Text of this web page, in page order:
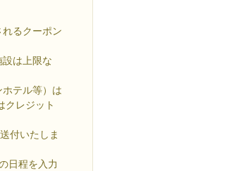
るクーポン
は上限な
テル等）は
クレジット
付いたしま
日程を入力